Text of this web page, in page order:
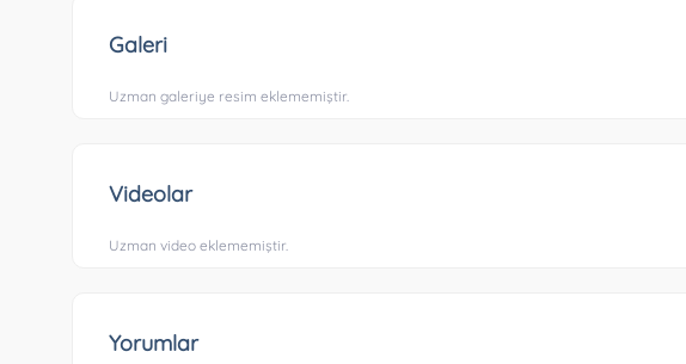
Galeri
Uzman galeriye resim eklememiştir.
Videolar
Uzman video eklememiştir.
Yorumlar